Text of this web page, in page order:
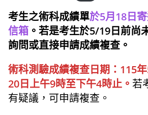
考生之術科成績單於5月18日
信箱 。若是考生於5/19日前尚
詢問或直接申請成績複查。
術科測驗成績複查日期：115
20日上午9時至下午4時止。若
有疑議，可申請複查。